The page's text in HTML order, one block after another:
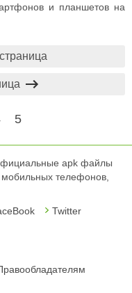
и планшетов на
5
apk файлы
телефонов,
Twitter